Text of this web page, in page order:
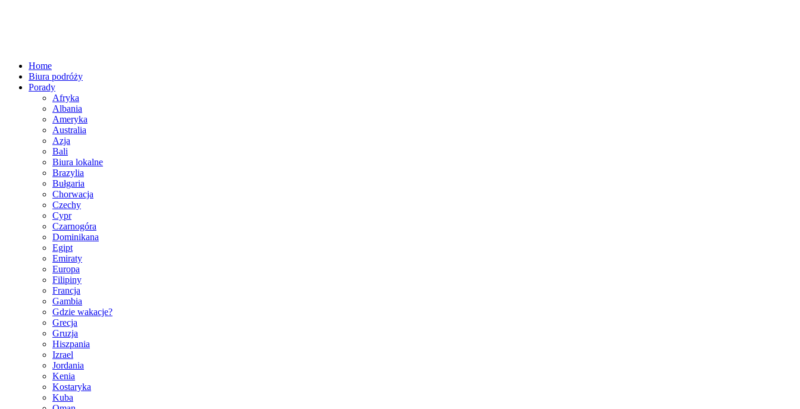
Home
Biura podróży
Porady
Afryka
Albania
Ameryka
Australia
Azja
Bali
Biura lokalne
Brazylia
Bułgaria
Chorwacja
Czechy
Cypr
Czarnogóra
Dominikana
Egipt
Emiraty
Europa
Filipiny
Francja
Gambia
Gdzie wakacje?
Grecja
Gruzja
Hiszpania
Izrael
Jordania
Kenia
Kostaryka
Kuba